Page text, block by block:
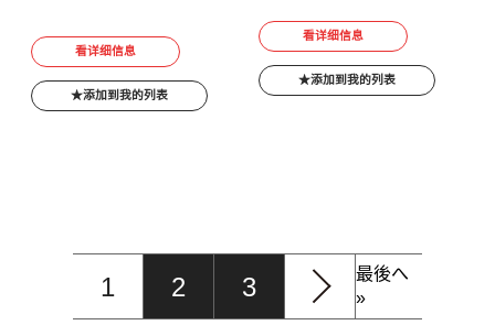
看详细信息
添加到我的列表
看详细信息
添加到我的列表
1 2 3
最後へ
»